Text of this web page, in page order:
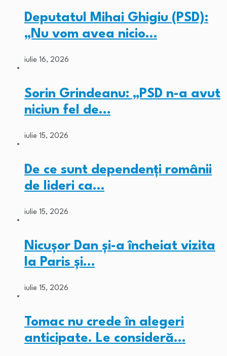
Deputatul Mihai Ghigiu (PSD):
„Nu vom avea nicio…
iulie 16, 2026
Sorin Grindeanu: „PSD n-a avut
niciun fel de…
iulie 15, 2026
De ce sunt dependenți românii
de lideri ca…
iulie 15, 2026
Nicușor Dan și-a încheiat vizita
la Paris și…
iulie 15, 2026
Tomac nu crede în alegeri
anticipate. Le consideră…